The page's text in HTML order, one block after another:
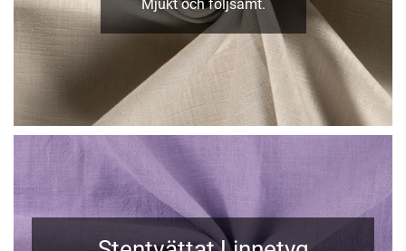
Mjukt och följsamt.